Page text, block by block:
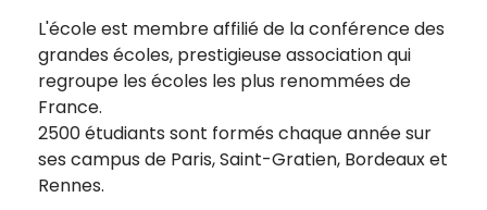
L'école est membre affilié de la conférence des
grandes écoles, prestigieuse association qui
regroupe les écoles les plus renommées de
France.
2500 étudiants sont formés chaque année sur
ses campus de Paris, Saint-Gratien, Bordeaux et
Rennes.